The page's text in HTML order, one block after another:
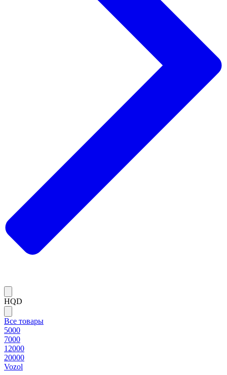
HQD
Все товары
5000
7000
12000
20000
Vozol